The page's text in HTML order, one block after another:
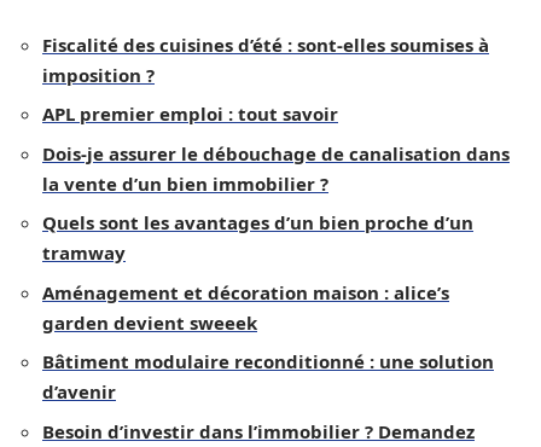
Fiscalité des cuisines d’été : sont-elles soumises à
imposition ?
APL premier emploi : tout savoir
Dois-je assurer le débouchage de canalisation dans
la vente d’un bien immobilier ?
Quels sont les avantages d’un bien proche d’un
tramway
Aménagement et décoration maison : alice’s
garden devient sweeek
Bâtiment modulaire reconditionné : une solution
d’avenir
Besoin d’investir dans l’immobilier ? Demandez